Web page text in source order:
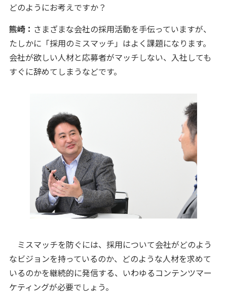
どのようにお考えですか？
熊崎： さまざまな会社の採用活動を手伝っていますが、
たしかに「採用のミスマッチ」はよく課題になります。
会社が欲しい人材と応募者がマッチしない、入社しても
すぐに辞めてしまうなどです。
ミスマッチを防ぐには、採用について会社がどのよう
なビジョンを持っているのか、どのような人材を求めて
いるのかを継続的に発信する、いわゆるコンテンツマー
ケティングが必要でしょう。